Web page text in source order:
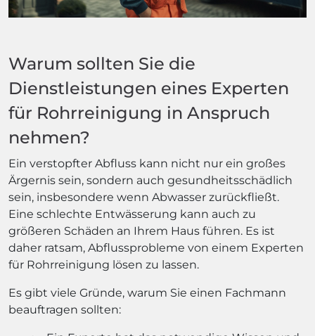
Warum sollten Sie die
Dienstleistungen eines Experten
für Rohrreinigung in Anspruch
nehmen?
Ein verstopfter Abfluss kann nicht nur ein großes
Ärgernis sein, sondern auch gesundheitsschädlich
sein, insbesondere wenn Abwasser zurückfließt.
Eine schlechte Entwässerung kann auch zu
größeren Schäden an Ihrem Haus führen. Es ist
daher ratsam, Abflussprobleme von einem Experten
für Rohrreinigung lösen zu lassen.
Es gibt viele Gründe, warum Sie einen Fachmann
beauftragen sollten: